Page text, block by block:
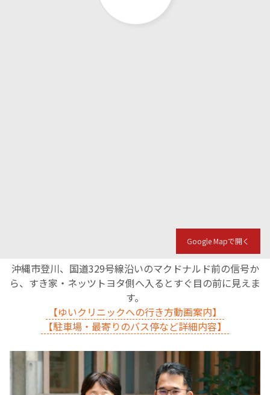
Google Mapで開く
沖縄市登川、国道329号線沿いのマクドナルド前の信号か
ら、すき家・ネッツトヨタ側へ入るとすぐ目の前に見えま
す。
【ゆいクリニックへの行き方動画案内】
【駐車場・最寄りのバス停など詳細内容】